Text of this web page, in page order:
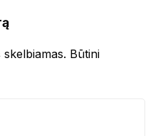
Būtini